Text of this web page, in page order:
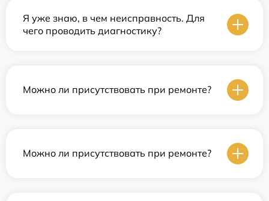
Я уже знаю, в чем неисправность. Для
чего проводить диагностику?
Можно ли присутствовать при ремонте?
Можно ли присутствовать при ремонте?